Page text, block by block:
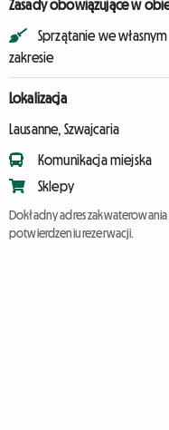
Zasady obowiązujące w
Sprzątanie we własnym
zakresie
Lokalizacja
Lausanne, Szwajcaria
Komunikacja miejska
Sklepy
Dokładny adres
potwierdzeniu rezerwacji.